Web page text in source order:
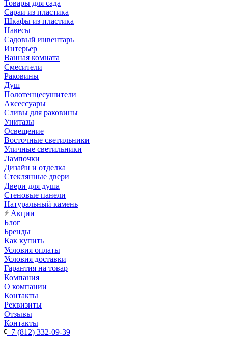
Товары для сада
Сараи из пластика
Шкафы из пластика
Навесы
Садовый инвентарь
Интерьер
Ванная комната
Смесители
Раковины
Душ
Полотенцесушители
Аксессуары
Сливы для раковины
Унитазы
Освещение
Восточные светильники
Уличные светильники
Лампочки
Дизайн и отделка
Стеклянные двери
Двери для душа
Стеновые панели
Натуральный камень
Акции
Блог
Бренды
Как купить
Условия оплаты
Условия доставки
Гарантия на товар
Компания
О компании
Контакты
Реквизиты
Отзывы
Контакты
+7 (812) 332-09-39